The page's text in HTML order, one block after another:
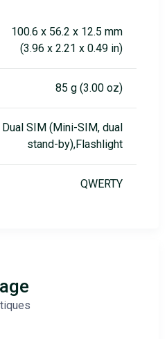
100.6 x 56.2 x 12.5 mm
(3.96 x 2.21 x 0.49 in)
85 g (3.00 oz)
Dual SIM (Mini-SIM, dual
stand-by),Flashlight
QWERTY